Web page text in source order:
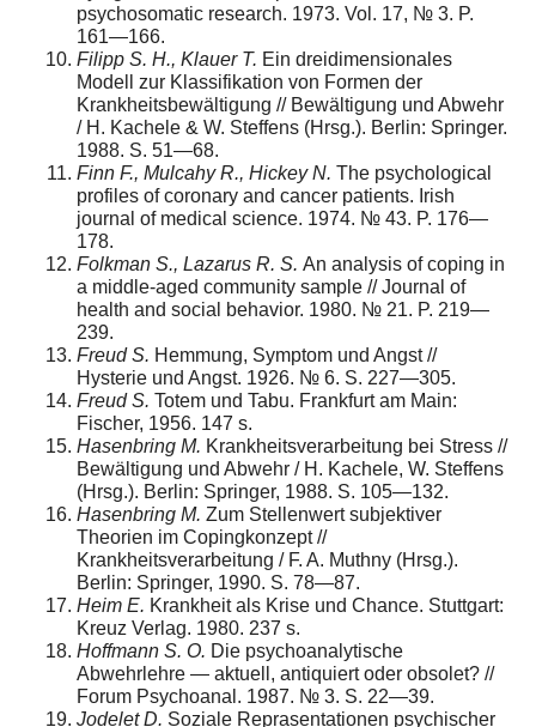
psychosomatic research. 1973. Vol. 17, № 3. P.
161—166.
Filipp S. H., Klauer T. Ein dreidimensionales
Modell zur Klassifikation von Formen der
Krankheitsbewältigung // Bewältigung und Abwehr
/ H. Kachele & W. Steffens (Hrsg.). Berlin: Springer.
1988. S. 51—68.
Finn F., Mulcahy R., Hickey N. The psychological
profiles of coronary and cancer patients. Irish
journal of medical science. 1974. № 43. P. 176—
178.
Folkman S., Lazarus R. S. An analysis of coping in
a middle-aged community sample // Journal of
health and social behavior. 1980. № 21. P. 219—
239.
Freud S. Hemmung, Symptom und Angst //
Hysterie und Angst. 1926. № 6. S. 227—305.
Freud S. Totem und Tabu. Frankfurt am Main:
Fischer, 1956. 147 s.
Hasenbring M. Krankheitsverarbeitung bei Stress //
Bewältigung und Abwehr / H. Kachele, W. Steffens
(Hrsg.). Berlin: Springer, 1988. S. 105—132.
Hasenbring M. Zum Stellenwert subjektiver
Theorien im Copingkonzept //
Krankheitsverarbeitung / F. A. Muthny (Hrsg.).
Berlin: Springer, 1990. S. 78—87.
Heim E. Krankheit als Krise und Chance. Stuttgart:
Kreuz Verlag. 1980. 237 s.
Hoffmann S. O. Die psychoanalytische
Abwehrlehre — aktuell, antiquiert oder obsolet? //
Forum Psychoanal. 1987. № 3. S. 22—39.
Jodelet D. Soziale Reprasentationen psychischer